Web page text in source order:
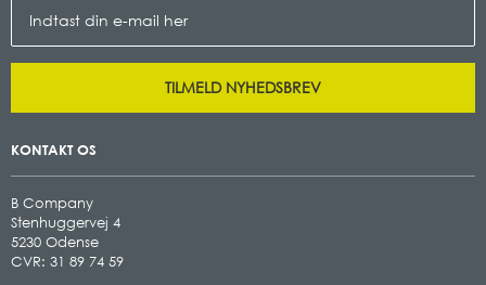
TILMELD NYHEDSBREV
KONTAKT OS
B Company
Stenhuggervej 4
5230 Odense
CVR: 31 89 74 59